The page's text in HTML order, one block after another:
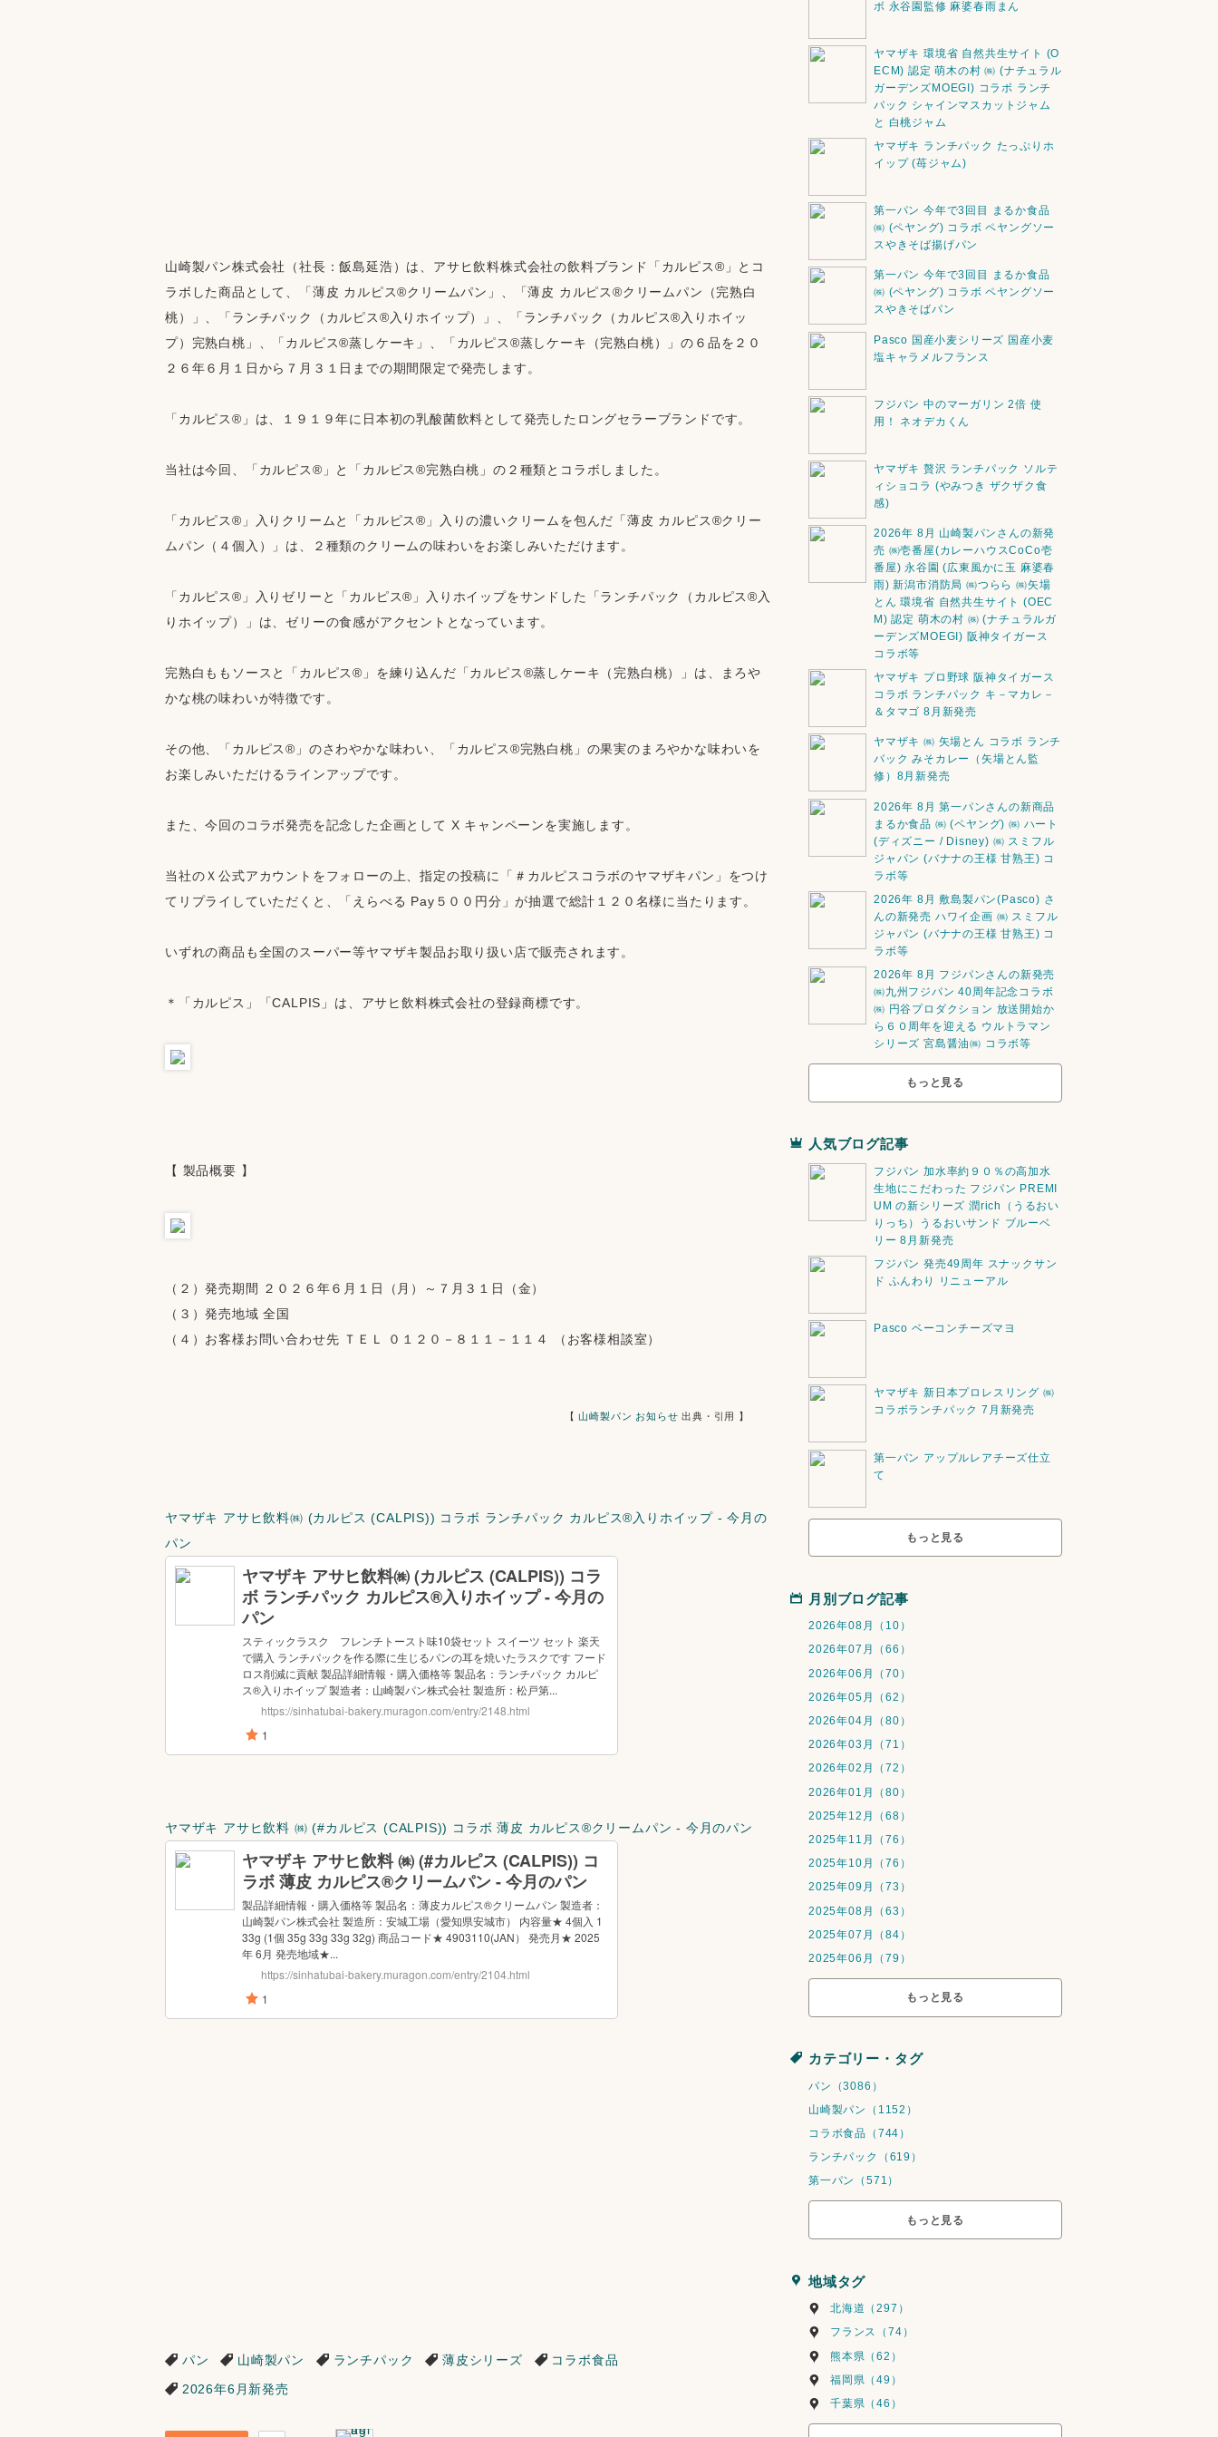
山崎製パン株式会社（社長：飯島延浩）は、アサヒ飲料株式会社の飲料ブランド「カルピス®」とコ
ラボした商品として、「薄皮 カルピス®クリームパン」、「薄皮 カルピス®クリームパン（完熟白
桃）」、「ランチパック（カルピス®入りホイップ）」、「ランチパック（カルピス®入りホイッ
プ）完熟白桃」、「カルピス®蒸しケーキ」、「カルピス®蒸しケーキ（完熟白桃）」の６品を２０
２６年６月１日から７月３１日までの期間限定で発売します。
「カルピス®」は、１９１９年に日本初の乳酸菌飲料として発売したロングセラーブランドです。
当社は今回、「カルピス®」と「カルピス®完熟白桃」の２種類とコラボしました。
「カルピス®」入りクリームと「カルピス®」入りの濃いクリームを包んだ「薄皮 カルピス®クリー
ムパン（４個入）」は、２種類のクリームの味わいをお楽しみいただけます。
「カルピス®」入りゼリーと「カルピス®」入りホイップをサンドした「ランチパック（カルピス®入
りホイップ）」は、ゼリーの食感がアクセントとなっています。
完熟白ももソースと「カルピス®」を練り込んだ「カルピス®蒸しケーキ（完熟白桃）」は、まろや
かな桃の味わいが特徴です。
その他、「カルピス®」のさわやかな味わい、「カルピス®完熟白桃」の果実のまろやかな味わいを
お楽しみいただけるラインアップです。
また、今回のコラボ発売を記念した企画として X キャンペーンを実施します。
当社のＸ公式アカウントをフォローの上、指定の投稿に「＃カルピスコラボのヤマザキパン」をつけ
てリプライしていただくと、「えらべる Pay５００円分」が抽選で総計１２０名様に当たります。
いずれの商品も全国のスーパー等ヤマザキ製品お取り扱い店で販売されます。
＊「カルピス」「CALPIS」は、アサヒ飲料株式会社の登録商標です。
【 製品概要 】
（２）発売期間 ２０２６年６月１日（月）～７月３１日（金）
（３）発売地域 全国
（４）お客様お問い合わせ先 ＴＥＬ ０１２０－８１１－１１４ （お客様相談室）
【 山崎製パン お知らせ 出典・引用 】
ヤマザキ アサヒ飲料㈱ (カルピス (CALPIS)) コラボ ランチパック カルピス®️入りホイップ - 今月の
パン
ヤマザキ アサヒ飲料 ㈱ (#カルピス (CALPIS)) コラボ 薄皮 カルピス®️クリームパン - 今月のパン
パン 山崎製パン ランチパック 薄皮シリーズ
コラボ食品
2026年6月新発売
ボ 永谷園監修 麻婆春雨まん
ヤマザキ 環境省 自然共生サイト (O
ECM) 認定 萌木の村 ㈱ (ナチュラル
ガーデンズMOEGI) コラボ ランチ
パック シャインマスカットジャム
と 白桃ジャム
ヤマザキ ランチパック たっぷりホ
イップ (苺ジャム)
第一パン 今年で3回目 まるか食品
㈱ (ペヤング) コラボ ペヤングソー
スやきそば揚げパン
第一パン 今年で3回目 まるか食品
㈱ (ペヤング) コラボ ペヤングソー
スやきそばパン
Pasco 国産小麦シリーズ 国産小麦
塩キャラメルフランス
フジパン 中のマーガリン 2倍 使
用！ ネオデカくん
ヤマザキ 贅沢 ランチパック ソルテ
ィショコラ (やみつき ザクザク食
感)
2026年 8月 山崎製パンさんの新発
売 ㈱壱番屋(カレーハウスCoCo壱
番屋) 永谷園 (広東風かに玉 麻婆春
雨) 新潟市消防局 ㈱つらら ㈱矢場
とん 環境省 自然共生サイト (OEC
M) 認定 萌木の村 ㈱ (ナチュラルガ
ーデンズMOEGI) 阪神タイガース
コラボ等
ヤマザキ プロ野球 阪神タイガース
コラボ ランチパック キ－マカレ－
＆タマゴ 8月新発売
ヤマザキ ㈱ 矢場とん コラボ ランチ
パック みそカレー（矢場とん監
修）8月新発売
2026年 8月 第一パンさんの新商品
まるか食品 ㈱ (ペヤング) ㈱ ハート
(ディズニー / Disney) ㈱ スミフル
ジャパン (バナナの王様 甘熟王) コ
ラボ等
2026年 8月 敷島製パン(Pasco) さ
んの新発売 ハワイ企画 ㈱ スミフル
ジャパン (バナナの王様 甘熟王) コ
ラボ等
2026年 8月 フジパンさんの新発売
㈱九州フジパン 40周年記念コラボ
㈱ 円谷プロダクション 放送開始か
ら６０周年を迎える ウルトラマン
シリーズ 宮島醤油㈱ コラボ等
もっと見る
人気ブログ記事
フジパン 加水率約９０％の高加水
生地にこだわった フジパン PREMI
UM の新シリーズ 潤rich（うるおい
りっち）うるおいサンド ブルーベ
リー 8月新発売
フジパン 発売49周年 スナックサン
ド ふんわり リニューアル
Pasco ベーコンチーズマヨ
ヤマザキ 新日本プロレスリング ㈱
コラボランチパック 7月新発売
第一パン アップルレアチーズ仕立
て
もっと見る
月別ブログ記事
2026年08月（10）
2026年07月（66）
2026年06月（70）
2026年05月（62）
2026年04月（80）
2026年03月（71）
2026年02月（72）
2026年01月（80）
2025年12月（68）
2025年11月（76）
2025年10月（76）
2025年09月（73）
2025年08月（63）
2025年07月（84）
2025年06月（79）
もっと見る
カテゴリー・タグ
パン（3086）
山崎製パン（1152）
コラボ食品（744）
ランチパック（619）
第一パン（571）
もっと見る
地域タグ
北海道（297）
フランス（74）
熊本県（62）
福岡県（49）
千葉県（46）